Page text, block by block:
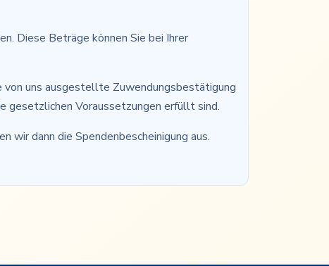
Diese Beträge können Sie bei Ihrer
von uns ausgestellte Zuwendungsbestätigung
gesetzlichen Voraussetzungen erfüllt sind.
wir dann die Spendenbescheinigung aus.